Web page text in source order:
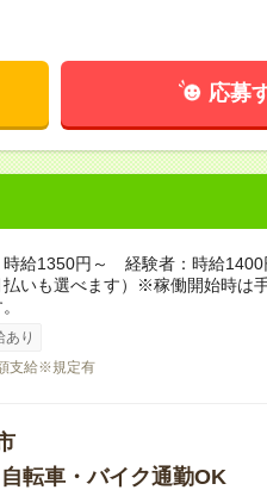
応募
時給1350円～ 経験者：時給
払いも選べます）※稼働開始時は
あり
支給※規定有
転車・バイク通勤OK